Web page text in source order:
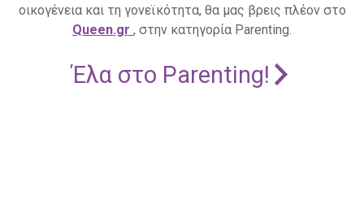
οικογένεια και τη γονεϊκότητα, θα μας βρεις πλέον στο
Queen.gr , στην κατηγορία Parenting.
Έλα στο Parenting!